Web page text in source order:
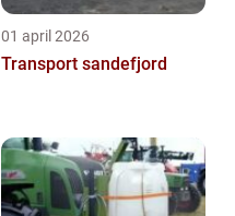
01 april 2026
Transport sandefjord